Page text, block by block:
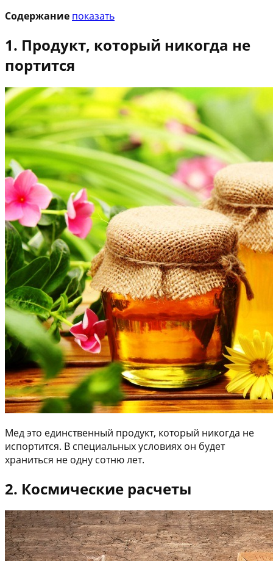
Содержание показать
1. Продукт, который никогда не
портится
Мед это единственный продукт, который никогда не
испортится. В специальных условиях он будет
храниться не одну сотню лет.
2. Космические расчеты